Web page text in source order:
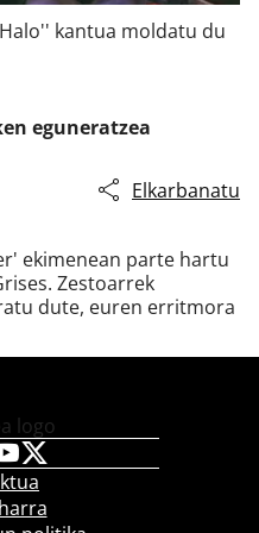
kantua moldatu du
eguneratzea
Elkarbanatu
ekimenean parte hartu
Zestoarrek
dute, euren erritmora